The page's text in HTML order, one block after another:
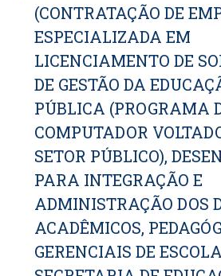
(CONTRATAÇÃO DE
ESPECIALIZADA EM
LICENCIAMENTO DE
DE GESTÃO DA
PÚBLICA (PROGRAMA
COMPUTADOR
SETOR PÚBLICO),
PARA INTEGRAÇÃO E
ADMINISTRAÇÃO DOS
ACADÊMICOS,
GERENCIAIS DE